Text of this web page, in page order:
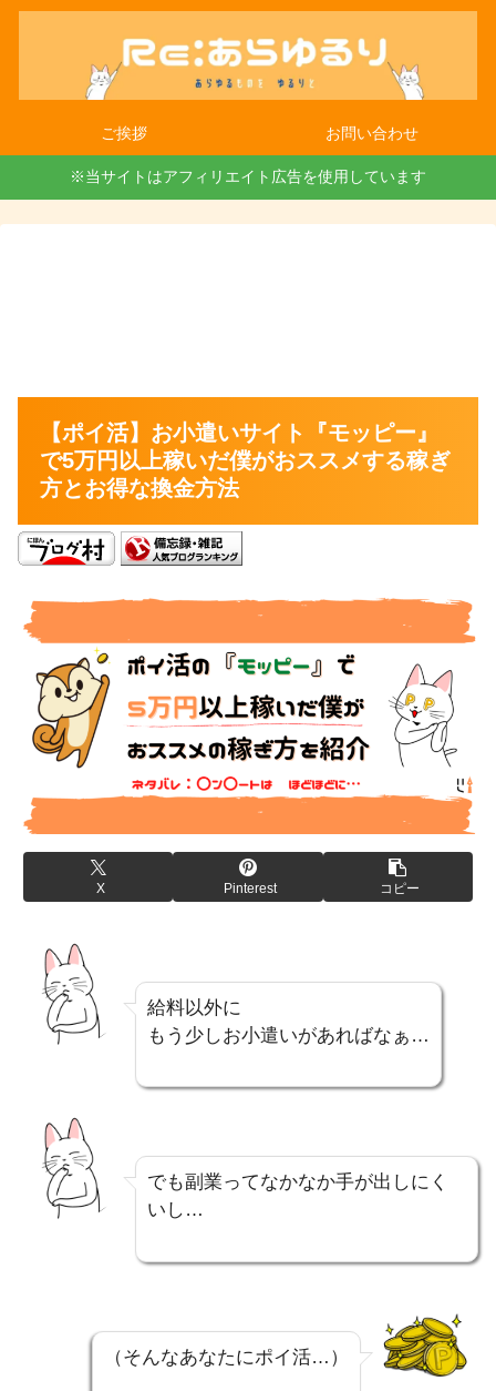
ご挨拶 お問い合わせ
※当サイトはアフィリエイト広告を使用しています
【ポイ活】お小遣いサイト『モッピー』
で5万円以上稼いだ僕がおススメする稼ぎ
方とお得な換金方法
X Pinterest コピー
給料以外に
もう少しお小遣いがあればなぁ…
でも副業ってなかなか手が出しにく
いし…
（そんなあなたにポイ活…）